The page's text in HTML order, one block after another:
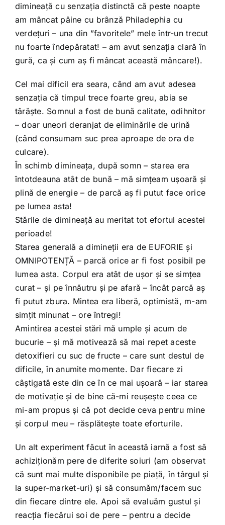
dimineață cu senzația distinctă că peste noapte
am mâncat pâine cu brânză Philadephia cu
verdețuri – una din ”favoritele” mele într-un trecut
nu foarte îndepăratat! – am avut senzația clară în
gură, ca și cum aș fi mâncat această mâncare!).
Cel mai dificil era seara, când am avut adesea
senzația că timpul trece foarte greu, abia se
târăște. Somnul a fost de bună calitate, odihnitor
– doar uneori deranjat de eliminările de urină
(când consumam suc prea aproape de ora de
culcare).
În schimb dimineața, după somn – starea era
întotdeauna atât de bună – mă simțeam ușoară și
plină de energie – de parcă aș fi putut face orice
pe lumea asta!
Stările de dimineață au meritat tot efortul acestei
perioade!
Starea generală a dimineții era de EUFORIE și
OMNIPOTENȚĂ – parcă orice ar fi fost posibil pe
lumea asta. Corpul era atât de ușor și se simțea
curat – și pe înnăutru și pe afară – încât parcă aș
fi putut zbura. Mintea era liberă, optimistă, m-am
simțit minunat – ore întregi!
Amintirea acestei stări mă umple și acum de
bucurie – și mă motivează să mai repet aceste
detoxifieri cu suc de fructe – care sunt destul de
dificile, în anumite momente. Dar fiecare zi
câștigată este din ce în ce mai ușoară – iar starea
de motivație și de bine că-mi reușește ceea ce
mi-am propus și că pot decide ceva pentru mine
și corpul meu – răsplătește toate eforturile.
Un alt experiment făcut în această iarnă a fost să
achiziționăm pere de diferite soiuri (am observat
că sunt mai multe disponibile pe piață, în târgul și
la super-market-uri) și să consumăm/facem suc
din fiecare dintre ele. Apoi să evaluăm gustul și
reacția fiecărui soi de pere – pentru a decide